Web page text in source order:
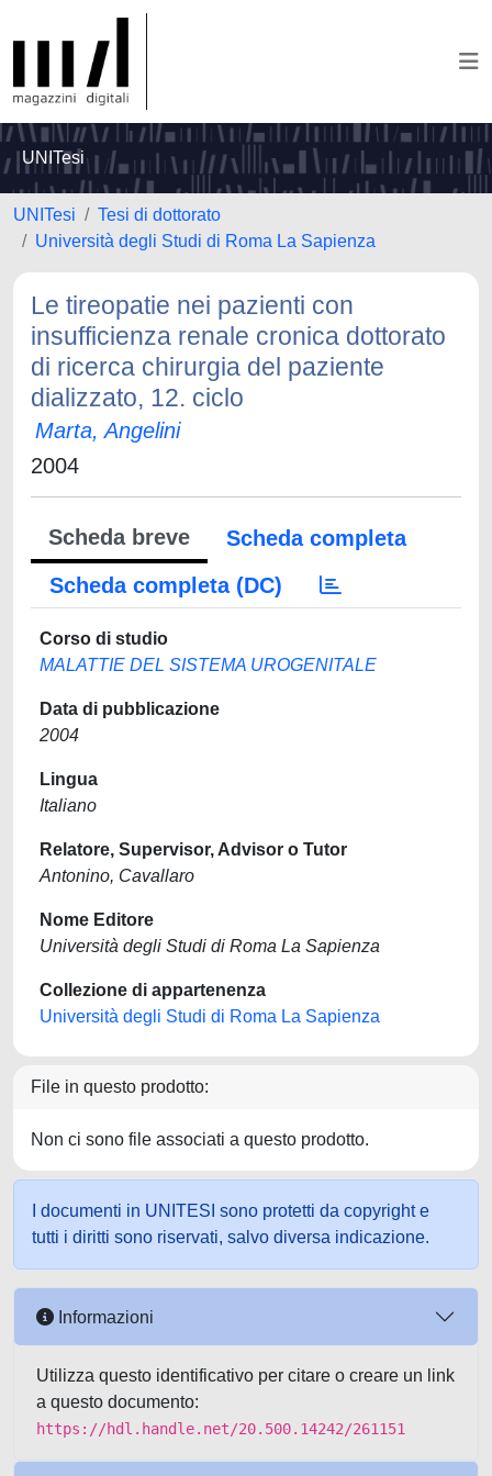
UNITesi
UNITesi
Tesi di dottorato
Università degli Studi di Roma La Sapienza
Le tireopatie nei pazienti con
insufficienza renale cronica dottorato
di ricerca chirurgia del paziente
dializzato, 12. ciclo
Marta, Angelini
2004
Scheda breve
Scheda completa
Scheda completa (DC)
Corso di studio
MALATTIE DEL SISTEMA UROGENITALE
Data di pubblicazione
2004
Lingua
Italiano
Relatore, Supervisor, Advisor o Tutor
Antonino, Cavallaro
Nome Editore
Università degli Studi di Roma La Sapienza
Collezione di appartenenza
Università degli Studi di Roma La Sapienza
File in questo prodotto:
Non ci sono file associati a questo prodotto.
I documenti in UNITESI sono protetti da copyright e
tutti i diritti sono riservati, salvo diversa indicazione.
Informazioni
Utilizza questo identificativo per citare o creare un link
a questo documento:
https://hdl.handle.net/20.500.14242/261151